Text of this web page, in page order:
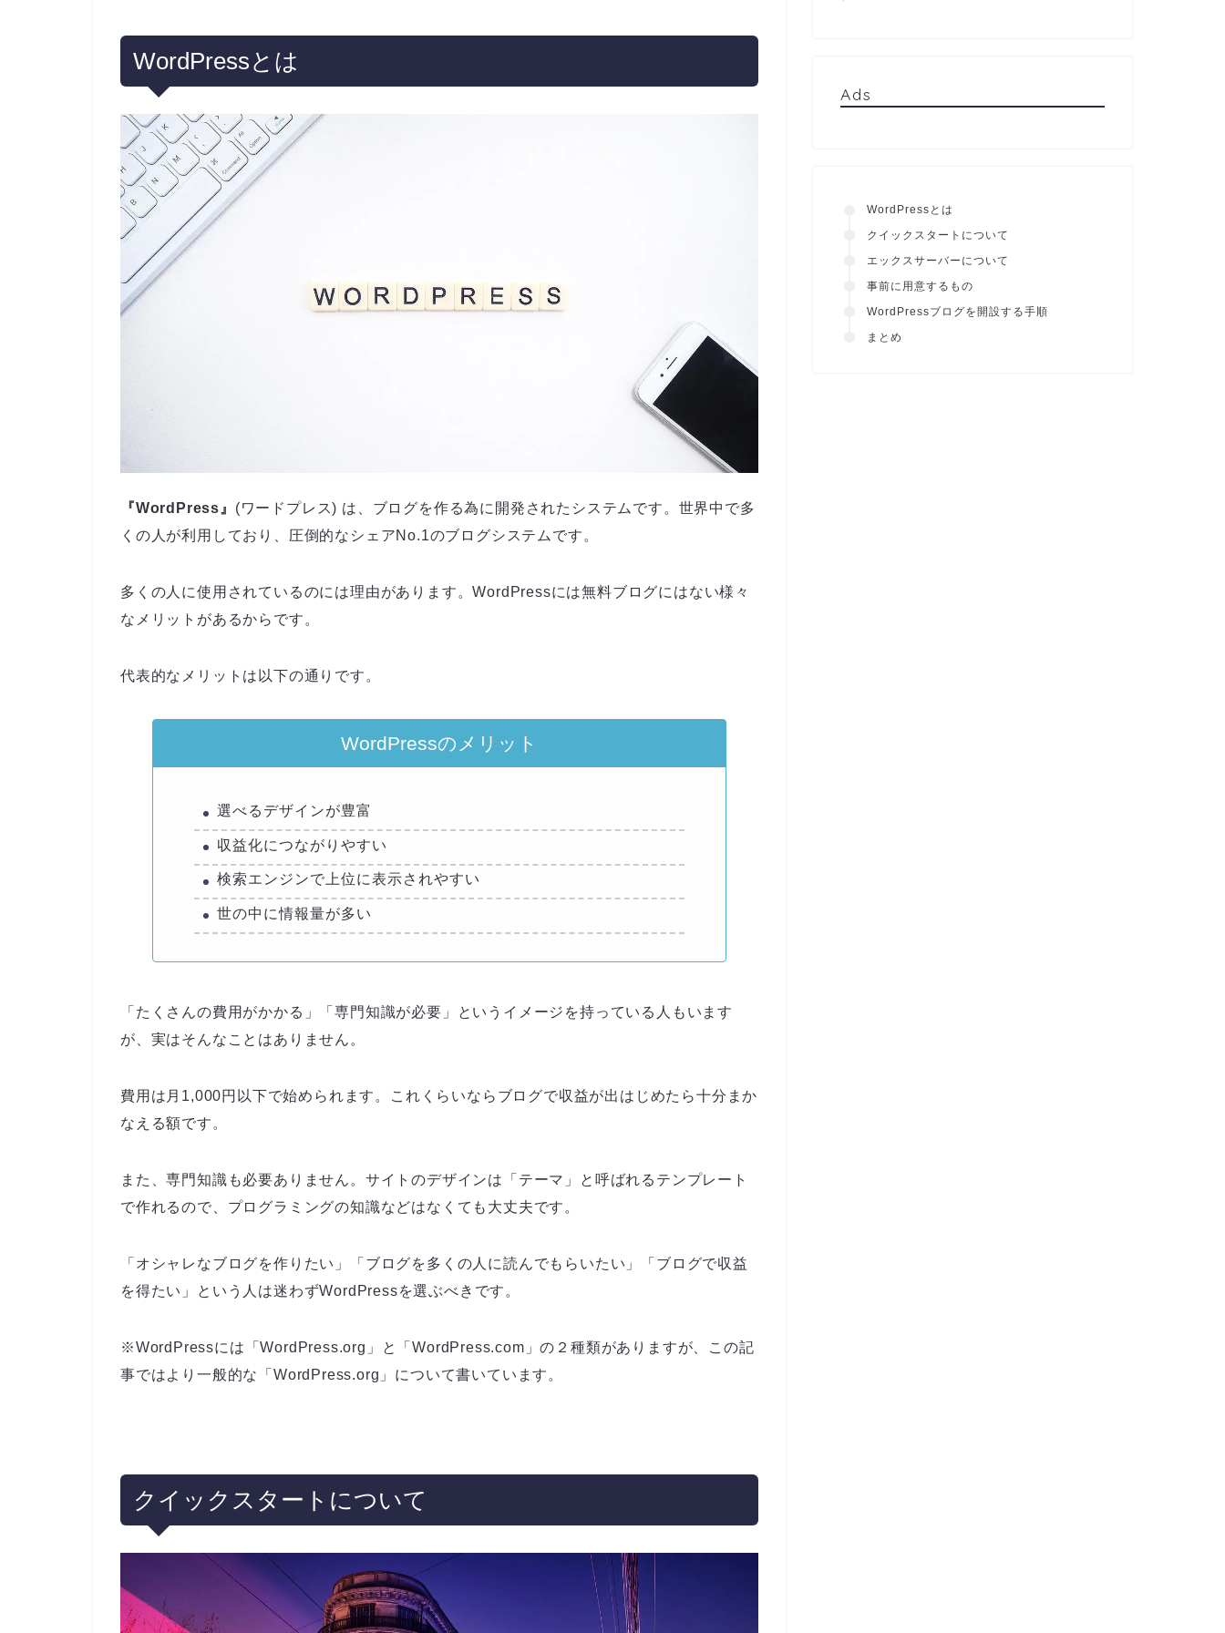
WordPressとは
『WordPress』 (ワードプレス) は、ブログを作る為に開発されたシステムです。世界中で多
くの人が利用しており、圧倒的なシェアNo.1のブログシステムです。
多くの人に使用されているのには理由があります。WordPressには無料ブログにはない様々
なメリットがあるからです。
代表的なメリットは以下の通りです。
WordPressのメリット
選べるデザインが豊富
収益化につながりやすい
検索エンジンで上位に表示されやすい
世の中に情報量が多い
「たくさんの費用がかかる」「専門知識が必要」というイメージを持っている人もいます
が、実はそんなことはありません。
費用は月1,000円以下で始められます。これくらいならブログで収益が出はじめたら十分まか
なえる額です。
また、専門知識も必要ありません。サイトのデザインは「テーマ」と呼ばれるテンプレート
で作れるので、プログラミングの知識などはなくても大丈夫です。
「オシャレなブログを作りたい」「ブログを多くの人に読んでもらいたい」「ブログで収益
を得たい」という人は迷わずWordPressを選ぶべきです。
※WordPressには「WordPress.org」と「WordPress.com」の２種類がありますが、この記
事ではより一般的な「WordPress.org」について書いています。
クイックスタートについて
Ads
WordPressとは
クイックスタートについて
エックスサーバーについて
事前に用意するもの
WordPressブログを開設する手順
まとめ